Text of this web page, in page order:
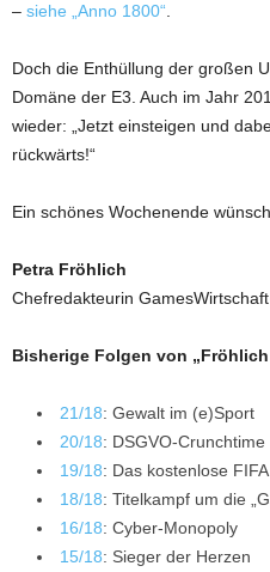
– siehe „Anno 1800“.
Doch die Enthüllung der großen
Domäne der E3. Auch im Jahr
wieder: „Jetzt einsteigen und
rückwärts!“
Ein schönes Wochenende
Petra Fröhlich
Chefredakteurin GamesWirtschaft
Bisherige Folgen von
21/18: Gewalt im (e)Sport
20/18: DSGVO-Crunchtime
19/18: Das kostenlose
18/18: Titelkampf um die
16/18: Cyber-Monopoly
15/18: Sieger der Herzen